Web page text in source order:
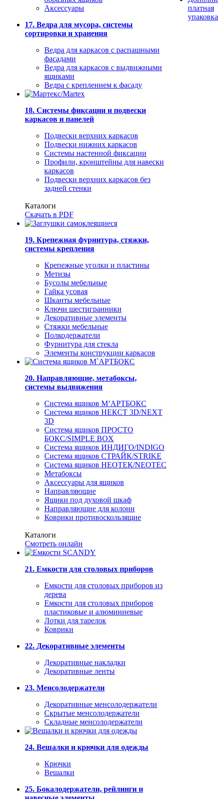
Аксессуары
17. Ведра для мусора, системы
сортировки и хранения
Ведра для каркасов с распашными
фасадами
Ведра для каркасов с выдвижными
ящиками
Ведра с креплением к фасаду
18. Системы фиксации и подвески
каркасов и панелей
Подвески верхних каркасов
Подвески нижних каркасов
Системы настенной фиксации
Профили, кронштейны для навески
каркасов
Подвески верхних каркасов без
задней стенки
Каталоги
Скачать в PDF
19. Крепежная фурнитура, стяжки,
системы крепления
Крепежные уголки и пластины
Метизы
Бусолы мебельные
Гайка усовая
Шканты мебельные
Ключи шестигранники
Декоративные элементы
Стяжки мебельные
Полкодержатели
Фурнитура для стекла
Элементы конструкции каркасов
20. Направляющие, метабоксы,
системы выдвижения
Система ящиков М’АРТБОКС
Система ящиков НЕКСТ 3D/NEXT
3D
Система ящиков ПРОСТО
БОКС/SIMPLE BOX
Система ящиков ИНДИГО/INDIGO
Система ящиков СТРАЙК/STRIKE
Система ящиков НЕОТЕК/NEOTEC
Метабоксы
Аксессуары для ящиков
Направляющие
Ящики под духовой шкаф
Направляющие для колонн
Коврики противоскользящие
Каталоги
Смотреть онлайн
21. Емкости для столовых приборов
Емкости для столовых приборов из
дерева
Емкости для столовых приборов
пластиковые и алюминиевые
Лотки для тарелок
Коврики
22. Декоративные элементы
Декоративные накладки
Декоративные ленты
23. Менсолодержатели
Декоративные менсолодержатели
Скрытые менсолодержатели
Складные менсолодержатели
24. Вешалки и крючки для одежды
Крючки
Вешалки
25. Бокалодержатели, рейлинги и
платная
упаковка